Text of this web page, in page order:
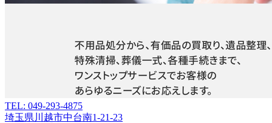
TEL: 049-293-4875
埼玉県川越市中台南1-21-23